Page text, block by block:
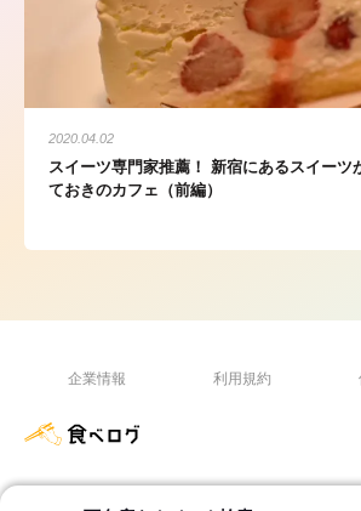
2020.04.02
スイーツ専門家推薦！ 新宿にあるスイーツ
ておきのカフェ（前編）
企業情報 利用規約